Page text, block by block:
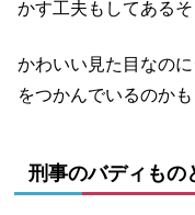
かす工夫もしてあるそ
かわいい見た目なの
をつかんでいるのかも
刑事のバディもの